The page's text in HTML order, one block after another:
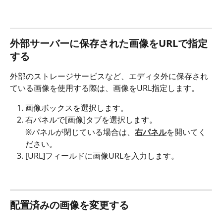
外部サーバーに保存された画像をURLで指定
する
外部のストレージサービスなど、エディタ外に保存され
ている画像を使用する際は、画像をURL指定します。
画像ボックスを選択します。
右パネルで[画像]タブを選択します。
※パネルが閉じている場合は、 右パネルを開いてく
ださい。
[URL]フィールドに画像URLを入力します。
配置済みの画像を変更する